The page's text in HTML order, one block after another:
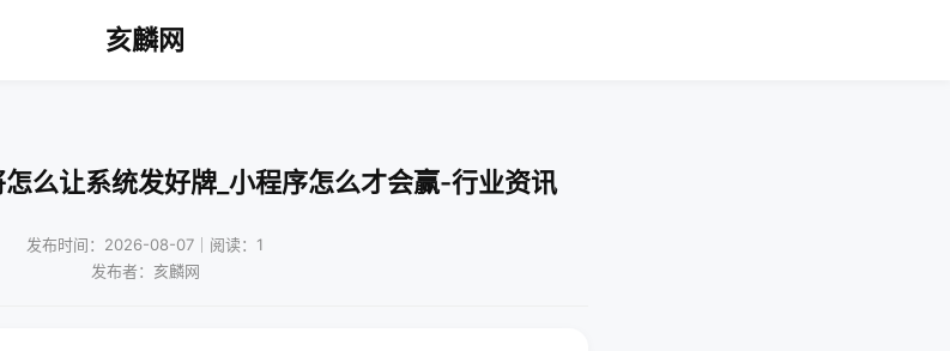
亥麟网
么让系统发好牌_小程序怎么才会赢-行业资讯
发布时间：2026-08-07｜阅读：1
发布者：亥麟网